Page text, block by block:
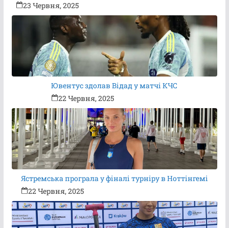
23 Червня, 2025
Ювентус здолав Відад у матчі КЧС
22 Червня, 2025
Ястремська програла у фіналі турніру в Ноттінгемі
22 Червня, 2025